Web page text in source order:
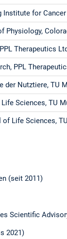
for Cancer
Physiology,
Therapeutics
PPL
der Nutztiere, TU
Sciences, TU
Life Sciences,
(seit 2011)
Scientific
2021)